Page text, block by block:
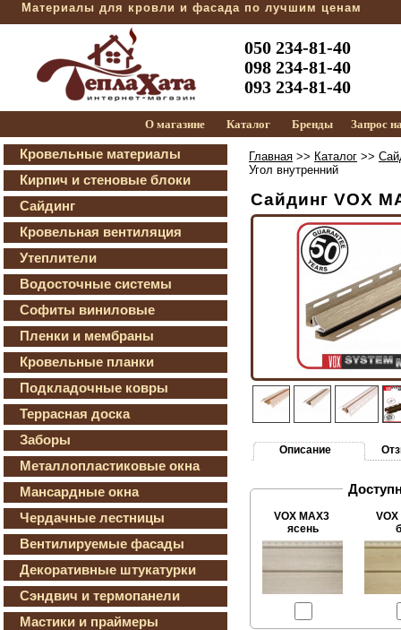
Материалы для кровли и фасада по лучшим ценам
050 234-81-40
098 234-81-40
093 234-81-40
О магазине Каталог Бренды Запрос
Кровельные материалы
Кирпич и стеновые блоки
Сайдинг
Кровельная вентиляция
Утеплители
Водосточные системы
Софиты виниловые
Пленки и мембраны
Кровельные планки
Подкладочные ковры
Террасная доска
Заборы
Металлопластиковые окна
Мансардные окна
Чердачные лестницы
Вентилируемые фасады
Декоративные штукатурки
Сэндвич и термопанели
Мастики и праймеры
Главная >> Каталог >>
Угол внутренний
Сайдинг VOX
Описание
VOX MAX3
ясень